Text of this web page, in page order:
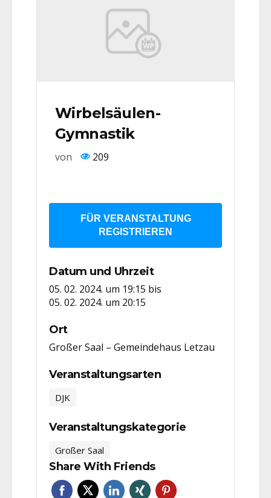
Wirbelsäulen-
Gymnastik
von 209
FÜR VERANSTALTUNG
REGISTRIEREN
Datum und Uhrzeit
05. 02. 2024. um 19:15 bis
05. 02. 2024. um 20:15
Ort
Großer Saal – Gemeindehaus Letzau
Veranstaltungsarten
DJK
Veranstaltungskategorie
Großer Saal
Share With Friends